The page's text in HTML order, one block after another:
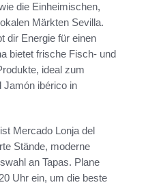
die Einheimischen,
Märkten Sevilla.
dir Energie für einen
bietet frische Fisch- und
ideal zum
Jamón ibérico in
Mercado Lonja del
Stände, moderne
an Tapas. Plane
Uhr ein, um die beste